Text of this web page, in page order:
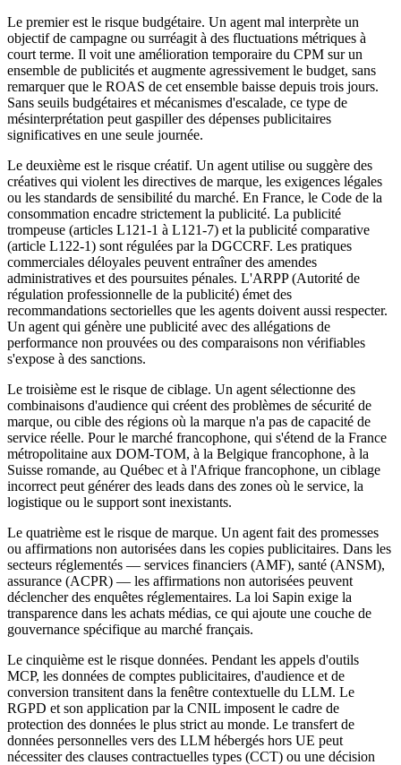
Le premier est le risque budgétaire. Un agent mal interprète un
objectif de campagne ou surréagit à des fluctuations métriques à
court terme. Il voit une amélioration temporaire du CPM sur un
ensemble de publicités et augmente agressivement le budget, sans
remarquer que le ROAS de cet ensemble baisse depuis trois jours.
Sans seuils budgétaires et mécanismes d'escalade, ce type de
mésinterprétation peut gaspiller des dépenses publicitaires
significatives en une seule journée.
Le deuxième est le risque créatif. Un agent utilise ou suggère des
créatives qui violent les directives de marque, les exigences légales
ou les standards de sensibilité du marché. En France, le Code de la
consommation encadre strictement la publicité. La publicité
trompeuse (articles L121-1 à L121-7) et la publicité comparative
(article L122-1) sont régulées par la DGCCRF. Les pratiques
commerciales déloyales peuvent entraîner des amendes
administratives et des poursuites pénales. L'ARPP (Autorité de
régulation professionnelle de la publicité) émet des
recommandations sectorielles que les agents doivent aussi respecter.
Un agent qui génère une publicité avec des allégations de
performance non prouvées ou des comparaisons non vérifiables
s'expose à des sanctions.
Le troisième est le risque de ciblage. Un agent sélectionne des
combinaisons d'audience qui créent des problèmes de sécurité de
marque, ou cible des régions où la marque n'a pas de capacité de
service réelle. Pour le marché francophone, qui s'étend de la France
métropolitaine aux DOM-TOM, à la Belgique francophone, à la
Suisse romande, au Québec et à l'Afrique francophone, un ciblage
incorrect peut générer des leads dans des zones où le service, la
logistique ou le support sont inexistants.
Le quatrième est le risque de marque. Un agent fait des promesses
ou affirmations non autorisées dans les copies publicitaires. Dans les
secteurs réglementés — services financiers (AMF), santé (ANSM),
assurance (ACPR) — les affirmations non autorisées peuvent
déclencher des enquêtes réglementaires. La loi Sapin exige la
transparence dans les achats médias, ce qui ajoute une couche de
gouvernance spécifique au marché français.
Le cinquième est le risque données. Pendant les appels d'outils
MCP, les données de comptes publicitaires, d'audience et de
conversion transitent dans la fenêtre contextuelle du LLM. Le
RGPD et son application par la CNIL imposent le cadre de
protection des données le plus strict au monde. Le transfert de
données personnelles vers des LLM hébergés hors UE peut
nécessiter des clauses contractuelles types (CCT) ou une décision